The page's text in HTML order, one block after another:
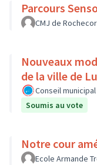
Parcours
CMJ de
Nouveaux
de la ville de
Conseil
Soumis au vote
Notre cour
Ecole Armande